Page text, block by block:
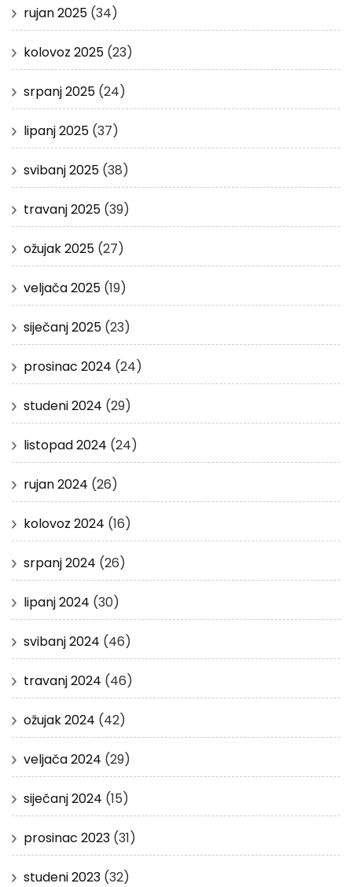
rujan 2025 (34)
kolovoz 2025 (23)
srpanj 2025 (24)
lipanj 2025 (37)
svibanj 2025 (38)
travanj 2025 (39)
ožujak 2025 (27)
veljača 2025 (19)
siječanj 2025 (23)
prosinac 2024 (24)
studeni 2024 (29)
listopad 2024 (24)
rujan 2024 (26)
kolovoz 2024 (16)
srpanj 2024 (26)
lipanj 2024 (30)
svibanj 2024 (46)
travanj 2024 (46)
ožujak 2024 (42)
veljača 2024 (29)
siječanj 2024 (15)
prosinac 2023 (31)
studeni 2023 (32)